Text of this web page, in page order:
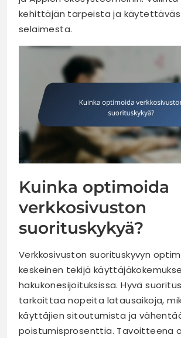
kehittäjän tarpeista ja
selaimesta.
Kuinka optimoida
verkkosivuston
suorituskykyä?
Verkkosivuston suorituskyvyn
keskeinen tekijä
hakukonesijoituksissa. Hyvä
tarkoittaa nopeita latausaikoja,
käyttäjien sitoutumista ja
poistumisprosenttia. Tavoitteena